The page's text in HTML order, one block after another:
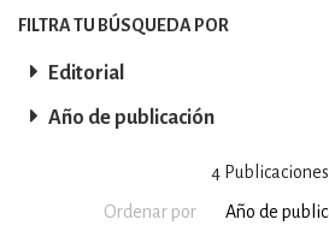
4 Publicaciones
Ordenar por
FILTRA TU BÚSQUEDA POR
Editorial
Año de publicación